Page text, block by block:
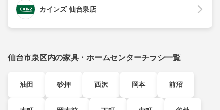
カインズ 仙台泉店
仙台市泉区内の家具・ホームセンターチラシ一覧
油田 砂押 西沢 岡本 前沼